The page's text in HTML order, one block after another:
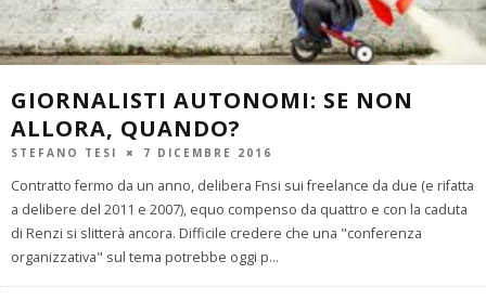
GIORNALISTI AUTONOMI: SE NON
ALLORA, QUANDO?
STEFANO TESI 7 DICEMBRE 2016
Contratto fermo da un anno, delibera Fnsi sui freelance da due (e rifatta
a delibere del 2011 e 2007), equo compenso da quattro e con la caduta
di Renzi si slitterà ancora. Difficile credere che una "conferenza
organizzativa" sul tema potrebbe oggi p...